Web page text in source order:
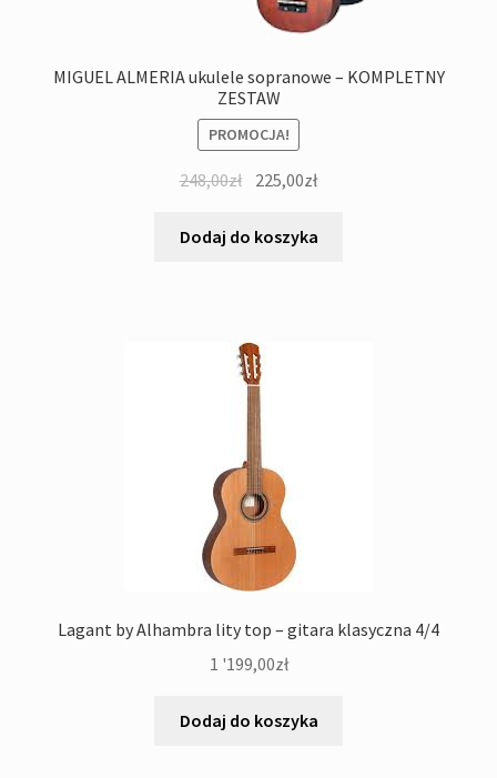
MIGUEL ALMERIA ukulele sopranowe – KOMPLETNY
ZESTAW
PROMOCJA!
248,00zł Pierwotna
wynosiła:
225,00złAktualna
wynosi:
Dodaj do koszyka
Lagant by Alhambra lity top – gitara klasyczna 4/4
1 '199,00zł
Dodaj do koszyka